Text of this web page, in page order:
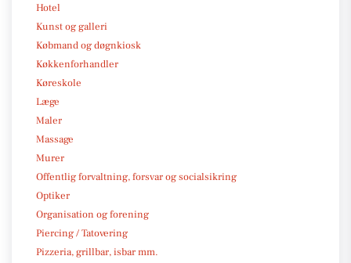
Hotel
Kunst og galleri
Købmand og døgnkiosk
Køkkenforhandler
Køreskole
Læge
Maler
Massage
Murer
Offentlig forvaltning, forsvar og socialsikring
Optiker
Organisation og forening
Piercing / Tatovering
Pizzeria, grillbar, isbar mm.